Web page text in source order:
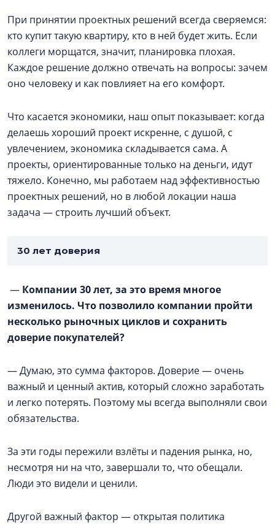
При принятии проектных решений всегда сверяемся:
кто купит такую квартиру, кто в ней будет жить. Если
коллеги морщатся, значит, планировка плохая.
Каждое решение должно отвечать на вопросы: зачем
оно человеку и как повлияет на его комфорт.
Что касается экономики, наш опыт показывает: когда
делаешь хороший проект искренне, с душой, с
увлечением, экономика складывается сама. А
проекты, ориентированные только на деньги, идут
тяжело. Конечно, мы работаем над эффективностью
проектных решений, но в любой локации наша
задача — строить лучший объект.
30 лет доверия
— Компании 30 лет, за это время многое
изменилось. Что позволило компании пройти
несколько рыночных циклов и сохранить
доверие покупателей?
— Думаю, это сумма факторов. Доверие — очень
важный и ценный актив, который сложно заработать
и легко потерять. Поэтому мы всегда выполняли свои
обязательства.
За эти годы пережили взлёты и падения рынка, но,
несмотря ни на что, завершали то, что обещали.
Люди это видели и ценили.
Другой важный фактор — открытая политика